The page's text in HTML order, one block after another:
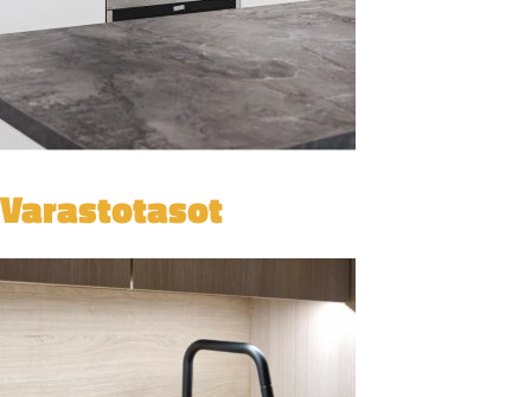
Varastotasot